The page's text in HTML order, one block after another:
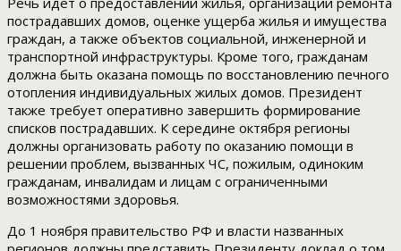
пострадавших домов, оценке ущерба жилья и имущества
граждан, а также объектов социальной, инженерной и
транспортной инфраструктуры. Кроме того, гражданам
должна быть оказана помощь по восстановлению печного
отопления индивидуальных жилых домов. Президент
также требует оперативно завершить формирование
списков пострадавших. К середине октября регионы
должны организовать работу по оказанию помощи в
решении проблем, вызванных ЧС, пожилым, одиноким
гражданам, инвалидам и лицам с ограниченными
возможностями здоровья.
До 1 ноября правительство РФ и власти названных